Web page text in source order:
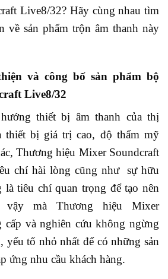
Live8/32? Hãy cùng nhau tìm
về sản phẩm trộn âm thanh này
và công bố sản phẩm bộ
Live8/32
thiết bị âm thanh của thị
thiết bị giá trị cao, độ thẩm mỹ
Thương hiệu Mixer Soundcraft
chí hài lòng cũng như sự hữu
là tiêu chí quan trọng để tạo nên
mà Thương hiệu Mixer
cấp và nghiên cứu không ngừng
yếu tố nhỏ nhất để có những sản
ứng nhu cầu khách hàng.